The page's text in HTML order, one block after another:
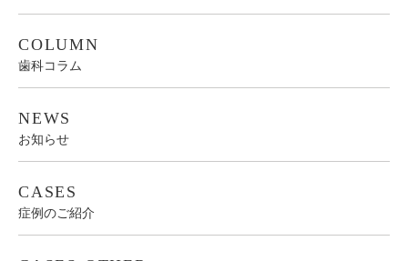
COLUMN
歯科コラム
NEWS
お知らせ
CASES
症例のご紹介